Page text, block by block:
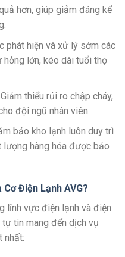
hơn, giúp giảm đáng kể
phát hiện và xử lý sớm các
hỏng lớn, kéo dài tuổi thọ
Giảm thiểu rủi ro chập cháy,
đội ngũ nhân viên.
bảo kho lạnh luôn duy trì
hàng hóa được bảo
Điện Lạnh AVG?
lĩnh vực điện lạnh và điện
tự tin mang đến dịch vụ
nhất: